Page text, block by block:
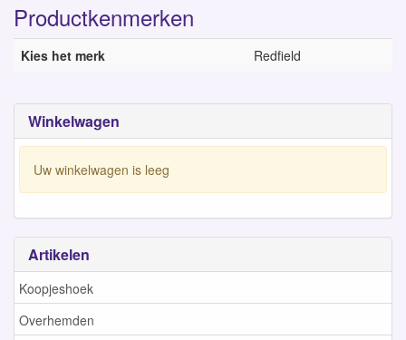
Winkelwagen
Uw winkelwagen is leeg
Artikelen
Koopjeshoek
Overhemden
Productkenmerken
Kies het merk Redfield